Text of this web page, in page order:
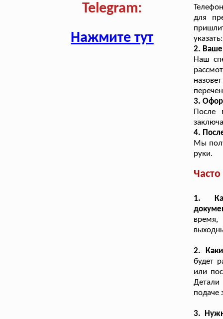
Telegram:
Нажмите тут
для
2.
Наш
3.
После
4.
Мы
руки.
1.
время,
2.
будет
или
подаче
3.